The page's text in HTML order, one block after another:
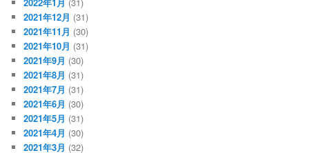
2021年12月 (31)
2021年11月 (30)
2021年10月 (31)
2021年9月 (30)
2021年8月 (31)
2021年7月 (31)
2021年6月 (30)
2021年5月 (31)
2021年4月 (30)
2021年3月 (32)